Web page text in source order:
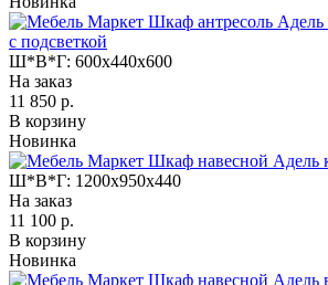
с подсветкой
Ш*В*Г: 600x440x600
На заказ
11 850 р.
В корзину
Новинка
Ш*В*Г: 1200x950x440
На заказ
11 100 р.
В корзину
Новинка